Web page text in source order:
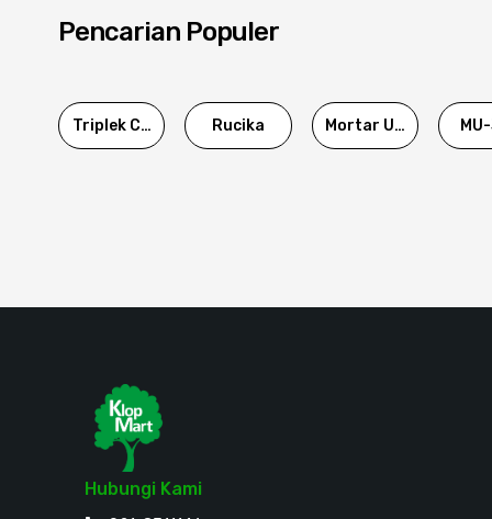
Pencarian Populer
Triplek Cor Rucika Mortar Utama
Hubungi Kami